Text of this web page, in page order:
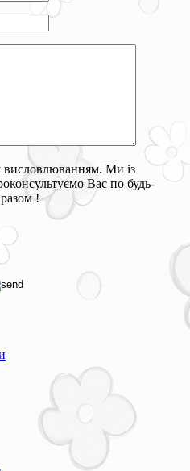
висловлюванням. Ми із
Вас по будь-
!